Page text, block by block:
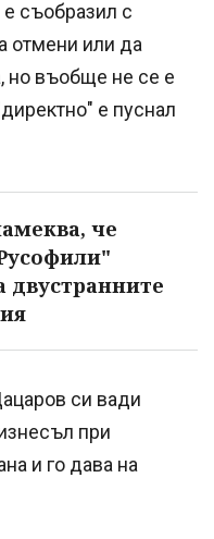
съобразил с
отмени или да
но въобще не се е
е пуснал
че
двустранните
си вади
при
и го дава на